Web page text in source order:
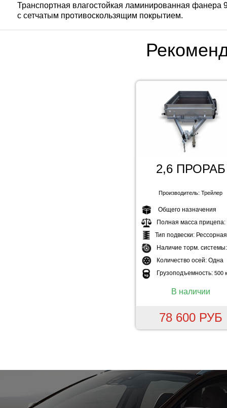
Транспортная влагостойкая ламинированная фанера
с сетчатым противоскользящим покрытием.
2,6 ПРОРАБ
Производитель: Трейлер
Общего назначения
Полная масса прицепа:
Тип подвески: Рессорная
Наличие торм.
Количество осей: Одна
Грузоподъемность: 500
В наличии
78 600 РУБ